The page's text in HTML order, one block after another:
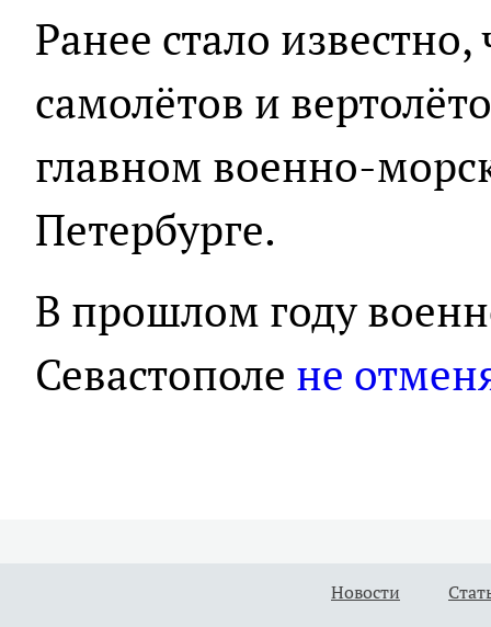
Ранее стало известно,
самолётов и
главном военно-
Петербурге.
В прошлом году
Севастополе не
Новости